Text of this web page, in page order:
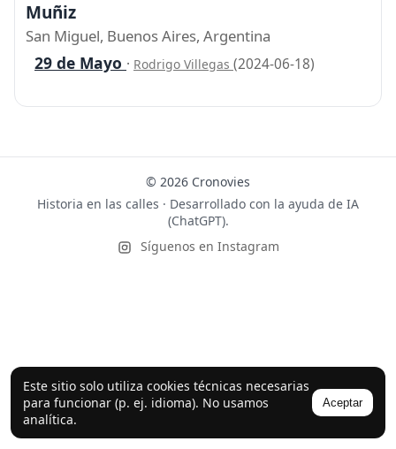
Este sitio solo utiliza cookies técnicas necesarias
para funcionar (p. ej. idioma). No usamos
analítica.
Aceptar
Muñiz
San Miguel, Buenos Aires, Argentina
29 de Mayo · Rodrigo Villegas (2024-06-18)
© 2026 Cronovies
Historia en las calles · Desarrollado con la ayuda de IA
(ChatGPT).
Síguenos en Instagram